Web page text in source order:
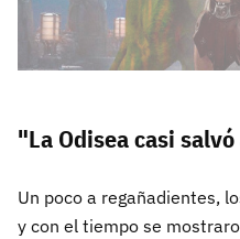
"La Odisea casi
Un poco a regañadientes,
y con el tiempo se